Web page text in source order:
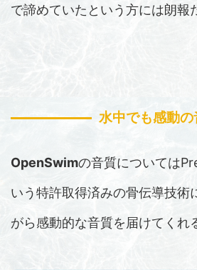
で諦めていたという方には朗報
水中でも感動の
OpenSwimの音質については
いう特許取得済みの骨伝導技術
がら感動的な音質を届けてくれ